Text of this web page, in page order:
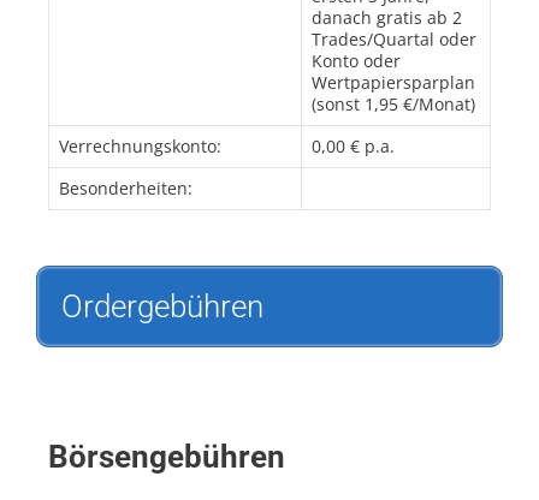
danach gratis ab 2
Trades/Quartal oder
Konto oder
Wertpapiersparplan
(sonst 1,95 €/Monat)
Verrechnungskonto:
0,00 € p.a.
Besonderheiten:
Ordergebühren
Börsengebühren